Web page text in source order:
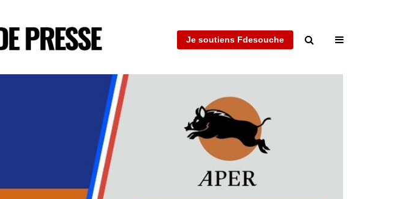
Je soutiens Fdesouche